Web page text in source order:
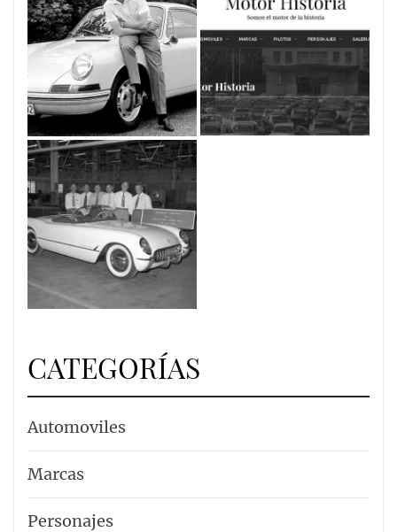
CATEGORÍAS
Automoviles
Marcas
Personajes